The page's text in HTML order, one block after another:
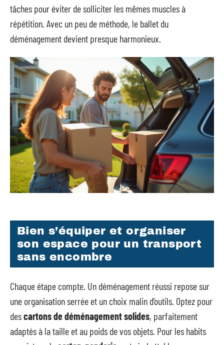
tâches pour éviter de solliciter les mêmes muscles à
répétition. Avec un peu de méthode, le ballet du
déménagement devient presque harmonieux.
Bien s’équiper et organiser
son espace pour un transport
sans encombre
Chaque étape compte. Un déménagement réussi repose sur
une organisation serrée et un choix malin d’outils. Optez pour
descartons de déménagement solides, parfaitement
adaptés à la taille et au poids de vos objets. Pour les habits